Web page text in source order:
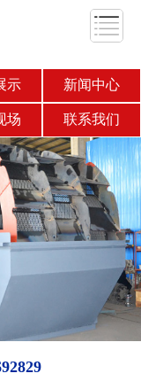
示 新闻中心
场 联系我们